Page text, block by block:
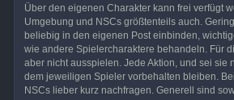
Über den eigenen Charakter kann frei verfügt
Umgebung und NSCs größtenteils auch.
beliebig in den eigenen Post einbinden,
wie andere Spielercharaktere behandeln. Für
aber nicht ausspielen. Jede Aktion, und sei sie
dem jeweiligen Spieler vorbehalten bleiben.
NSCs lieber kurz nachfragen. Generell sind